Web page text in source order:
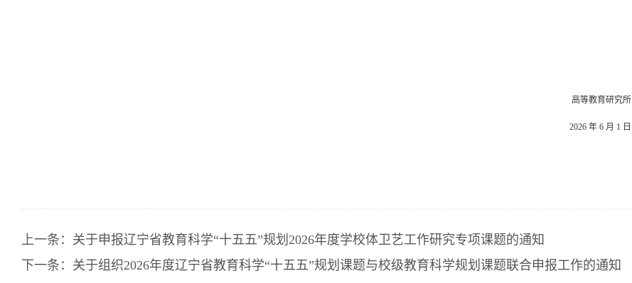
高等教育研究所
2026 年 6 月 1 日
上一条： 关于申报辽宁省教育科学“十五五”规划2026年度学校体卫艺工作研究专项课题的通知
下一条： 关于组织2026年度辽宁省教育科学“十五五”规划课题与校级教育科学规划课题联合申报工作的通知